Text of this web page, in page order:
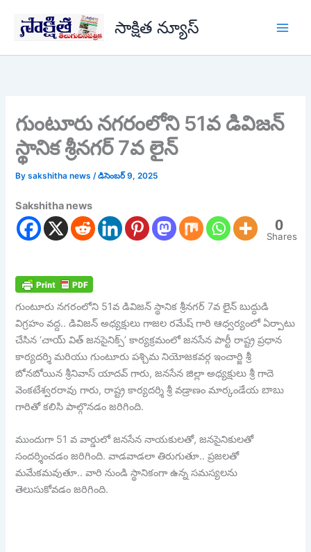
content
సాక్షిత న్యూస్
గుంటూరు నగరంలోని 51వ డివిజన్
స్థానిక శ్రీనగర్ 7వ లైన్
Bysakshitha news/డిసెంబర్ 9, 2025
Sakshitha news
0
Shares
గుంటూరు నగరంలోని 51వ డివిజన్ స్థానిక శ్రీనగర్ 7వ లైన్ బుద్ధుడి
విగ్రహం వద్ద.. డివిజన్ అధ్యక్షులు గాజల రమేష్ గారి ఆధ్వర్యంలో ఏర్పాటు
చేసిన ‘చాయ్ విత్ జనసైనిక్స్’ కార్యక్రమంలో జనసేన పార్టీ రాష్ట్ర ప్రధాన
కార్యదర్శి మరియు గుంటూరు పశ్చిమ నియోజకవర్గ ఇంచార్జి శ్రీ
బోనబోయిన శ్రీనివాస్ యాదవ్ గారు, జనసేన జిల్లా అధ్యక్షులు శ్రీ గాదె
వెంకటేశ్వరరావు గారు, రాష్ట్ర కార్యదర్శి శ్రీ వడ్రాణం మార్కండేయ బాబు
గారితో కలిసి పాల్గొనడం జరిగింది.
ముందుగా 51 వ వార్డులో జనసేన నాయకులతో, జనసైనికులతో
సందర్శించడం జరిగింది. వాడవాడలా తిరుగుతూ.. ప్రజలతో
మమేకమవుతూ.. వారి నుండి స్థానికంగా ఉన్న సమస్యలను
తెలుసుకోవడం జరిగింది.